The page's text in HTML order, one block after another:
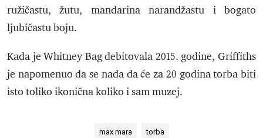
ružičastu, žutu, mandarina narandžastu i bogato
ljubičastu boju.
Kada je Whitney Bag debitovala 2015. godine, Griffiths
je napomenuo da se nada da će za 20 godina torba biti
isto toliko ikonična koliko i sam muzej.
max mara torba